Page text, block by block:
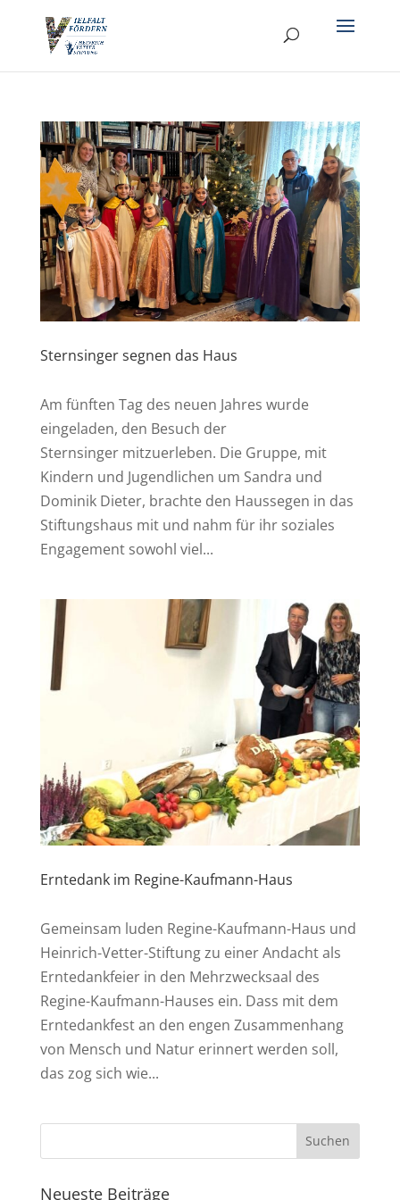
Sternsinger segnen das Haus
Am fünften Tag des neuen Jahres wurde
eingeladen, den Besuch der
Sternsinger mitzuerleben. Die Gruppe, mit
Kindern und Jugendlichen um Sandra und
Dominik Dieter, brachte den Haussegen in das
Stiftungshaus mit und nahm für ihr soziales
Engagement sowohl viel...
Erntedank im Regine-Kaufmann-Haus
Gemeinsam luden Regine-Kaufmann-Haus und
Heinrich-Vetter-Stiftung zu einer Andacht als
Erntedankfeier in den Mehrzwecksaal des
Regine-Kaufmann-Hauses ein. Dass mit dem
Erntedankfest an den engen Zusammenhang
von Mensch und Natur erinnert werden soll,
das zog sich wie...
Neueste Beiträge